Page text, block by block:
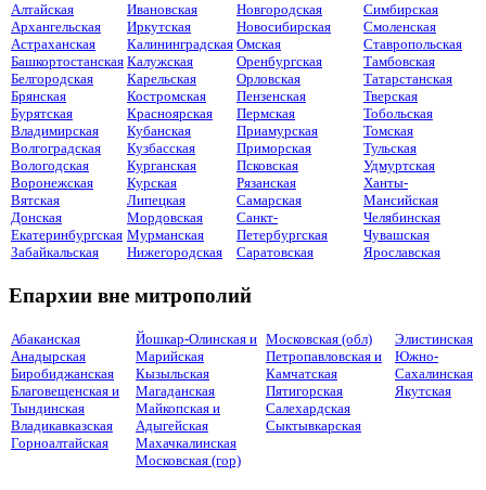
Алтайская
Архангельская
Астраханская
Башкортостанская
Белгородская
Брянская
Бурятская
Владимирская
Волгоградская
Вологодская
Воронежская
Вятская
Донская
Екатеринбургская
Забайкальская
Ивановская
Иркутская
Калининградская
Калужская
Карельская
Костромская
Красноярская
Кубанская
Кузбасская
Курганская
Курская
Липецкая
Мордовская
Мурманская
Нижегородская
Новгородская
Новосибирская
Омская
Оренбургская
Орловская
Пензенская
Пермская
Приамурская
Приморская
Псковская
Рязанская
Самарская
Санкт-
Петербургская
Саратовская
Симбирская
Смоленская
Ставропольская
Тамбовская
Татарстанская
Тверская
Тобольская
Томская
Тульская
Удмуртская
Ханты-
Мансийская
Челябинская
Чувашская
Ярославская
Епархии вне митрополий
Абаканская
Анадырская
Биробиджанская
Благовещенская и
Тындинская
Владикавказская
Горноалтайская
Йошкар-Олинская и
Марийская
Кызыльская
Магаданская
Майкопская и
Адыгейская
Махачкалинская
Московская (гор)
Московская (обл)
Петропавловская и
Камчатская
Пятигорская
Салехардская
Сыктывкарская
Элистинская
Южно-
Сахалинская
Якутская